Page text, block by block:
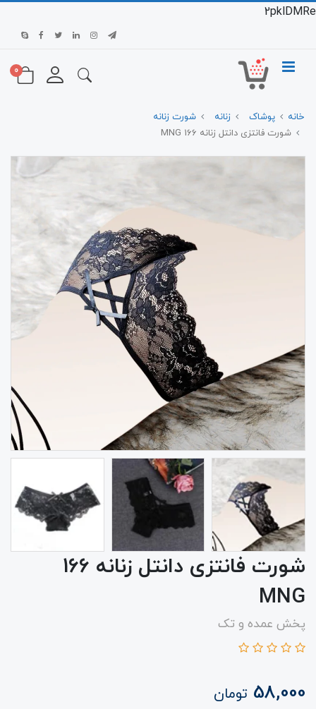
2pklDMRe
0
خانه پوشاک زنانه
شورت زنانه
شورت فانتزی دانتل زنانه 166 MNG
شورت فانتزی دانتل زنانه 166
MNG
پخش عمده و تک
58,000 تومان